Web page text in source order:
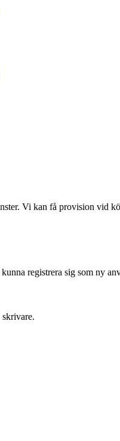
Vi kan få provision vid
registrera sig som ny